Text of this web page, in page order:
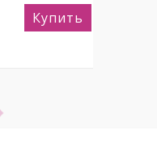
Купить